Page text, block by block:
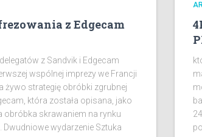
z Edgecam
z Sandvik i Edgecam
wspólnej imprezy we Francji
żywo strategię obróbki zgrubnej
która została opisana, jako
obróbka skrawaniem na rynku
wydarzenie Sztuka